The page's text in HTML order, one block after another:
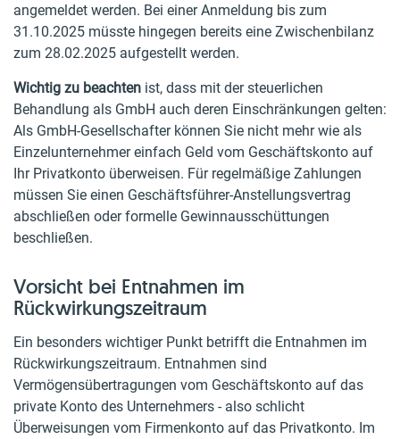
angemeldet werden. Bei einer Anmeldung bis zum
31.10.2025 müsste hingegen bereits eine Zwischenbilanz
zum 28.02.2025 aufgestellt werden.
Wichtig zu beachten ist, dass mit der steuerlichen
Behandlung als GmbH auch deren Einschränkungen gelten:
Als GmbH-Gesellschafter können Sie nicht mehr wie als
Einzelunternehmer einfach Geld vom Geschäftskonto auf
Ihr Privatkonto überweisen. Für regelmäßige Zahlungen
müssen Sie einen Geschäftsführer-Anstellungsvertrag
abschließen oder formelle Gewinnausschüttungen
beschließen.
Vorsicht bei Entnahmen im
Rückwirkungszeitraum
Ein besonders wichtiger Punkt betrifft die Entnahmen im
Rückwirkungszeitraum. Entnahmen sind
Vermögensübertragungen vom Geschäftskonto auf das
private Konto des Unternehmers - also schlicht
Überweisungen vom Firmenkonto auf das Privatkonto. Im